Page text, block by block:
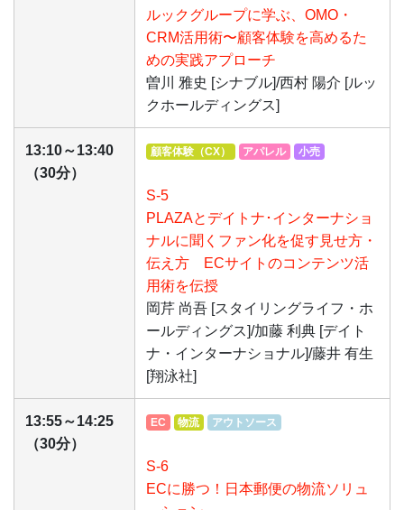
ルックグループに学ぶ、OMO・
CRM活⽤術〜顧客体験を⾼めるた
めの実践アプローチ
曽川 雅史 [シナブル]/西村 陽介 [ルッ
クホールディングス]
13:10～13:40
（30分）
顧客体験（CX） アパレル 小売
S-5
PLAZAとデイトナ･インターナショ
ナルに聞くファン化を促す見せ方・
伝え方 ECサイトのコンテンツ活
用術を伝授
岡芹 尚吾 [スタイリングライフ・ホ
ールディングス]/加藤 利典 [デイト
ナ・インターナショナル]/藤井 有生
[翔泳社]
13:55～14:25
（30分）
EC 物流 アウトソース
S-6
ECに勝つ！日本郵便の物流ソリュ